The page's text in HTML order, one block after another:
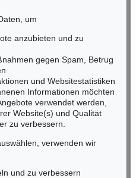
um
anzubieten und zu
gegen Spam, Betrug
und Websitestatistiken
Informationen möchten
verwendet werden,
Website(s) und Qualität
zu verbessern.
verwenden wir
und zu verbessern